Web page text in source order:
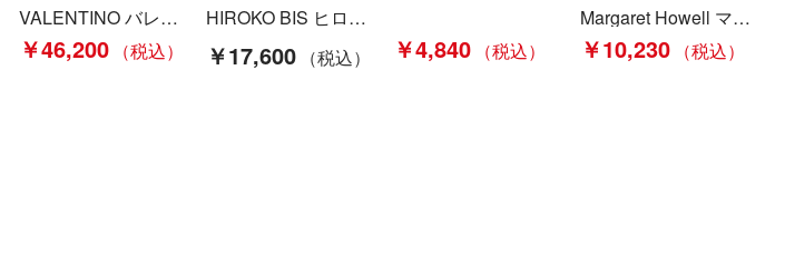
VALENTINO バレンチノ ミンクコート ブラウン Bランク
￥46,200
HIROKO BIS ヒロコ ビス ダウンコート サイズ13AB グレー Aランク
￥17,600 ￥4,840
Margaret Howell マーガレットハウエル 牛革 コート 578-212901 ブラウン Cランク
￥10,230